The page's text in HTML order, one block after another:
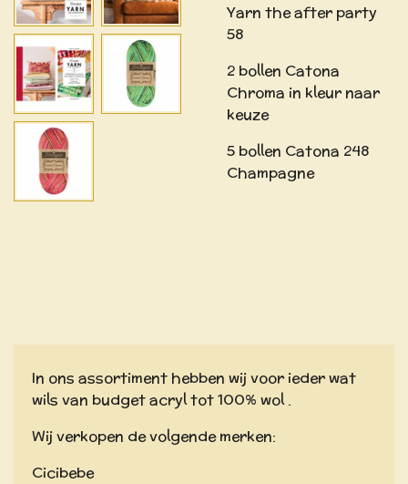
Yarn the after party
58
2 bollen Catona
Chroma in kleur naar
keuze
5 bollen Catona 248
Champagne
In ons assortiment hebben wij voor ieder wat
wils van budget acryl tot 100% wol .
Wij verkopen de volgende merken:
Cicibebe